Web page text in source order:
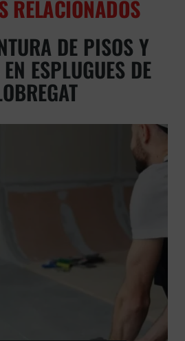
RELACIONADOS
DE PISOS Y
ESPLUGUES DE